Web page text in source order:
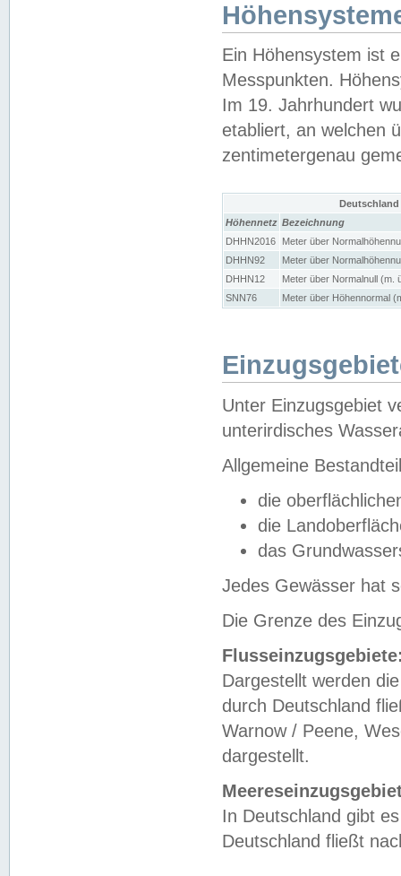
Ein Höhensystem ist
Messpunkten.
Im 19. Jahrhundert
etabliert, an welchen
zentimetergenau
Höhennetz Bezeichnung
DHHN2016
Meter über
DHHN92
Meter über
DHHN12
Meter über Normalnull (m.
SNN76
Meter über Höhennormal
Unter Einzugsgebiet
unterirdisches
Allgemeine
die
die
das
Jedes Gewässer hat
Die Grenze des
Dargestellt werden
durch Deutschland
Warnow / Peene,
dargestellt.
In Deutschland gibt
Deutschland fließt